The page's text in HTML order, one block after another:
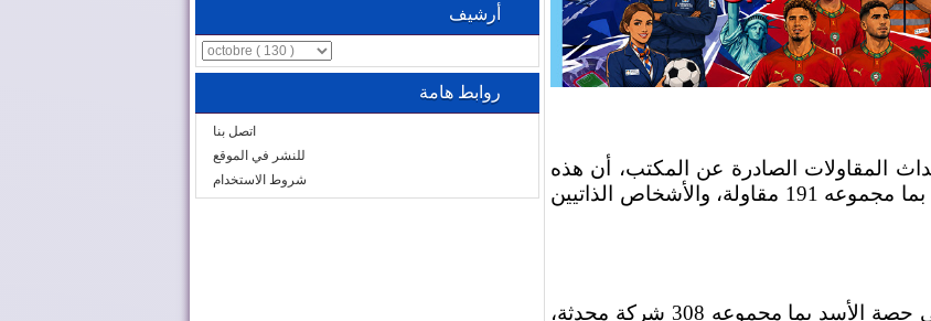
المقاولات الصادرة عن المكتب، أن هذه
المقاولات تتوزع بين الأشخاص الاعتباريين بما مجموعه 191 مقاولة، والأشخاص الذاتيين
وذكر المصدر، أن إقليم كلميم استحوذ على حصة الأسد بما مجموعه 308 شركة محدثة،
أرشيف
روابط هامة
اتصل بنا
للنشر في الموقع
شروط الاستخدام